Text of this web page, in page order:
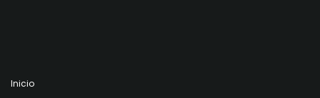
Inicio